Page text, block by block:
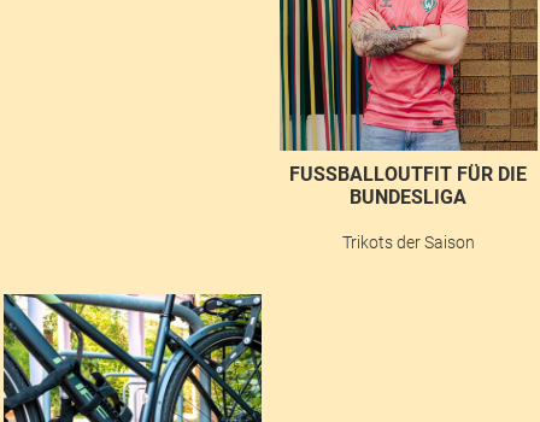
FUSSBALLOUTFIT FÜR DIE B
UNDESLIGA
Trikots der Saison